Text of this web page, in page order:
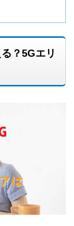
？5Gエリ